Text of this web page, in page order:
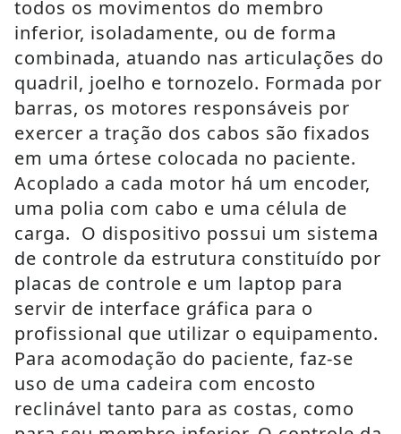
todos os movimentos do membro
inferior, isoladamente, ou de forma
combinada, atuando nas articulações do
quadril, joelho e tornozelo. Formada por
barras, os motores responsáveis por
exercer a tração dos cabos são fixados
em uma órtese colocada no paciente.
Acoplado a cada motor há um encoder,
uma polia com cabo e uma célula de
carga. O dispositivo possui um sistema
de controle da estrutura constituído por
placas de controle e um laptop para
servir de interface gráfica para o
profissional que utilizar o equipamento.
Para acomodação do paciente, faz-se
uso de uma cadeira com encosto
reclinável tanto para as costas, como